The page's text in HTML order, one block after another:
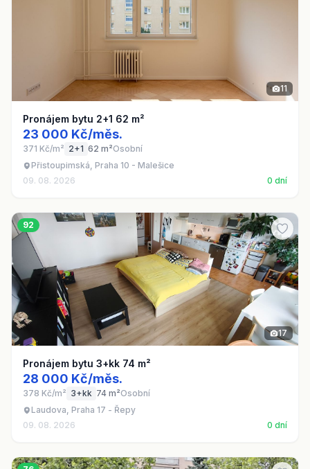
11
Pronájem bytu 2+1 62 m²
23 000 Kč/měs.
371 Kč/m² 2+1 62 m²Osobní
Přistoupimská, Praha 10 - Malešice
09. 08. 2026
0 dní
92
17
Pronájem bytu 3+kk 74 m²
28 000 Kč/měs.
378 Kč/m² 3+kk 74 m²Osobní
Laudova, Praha 17 - Řepy
09. 08. 2026
0 dní